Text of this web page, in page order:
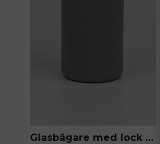
Glasbägare med lock och sugrör